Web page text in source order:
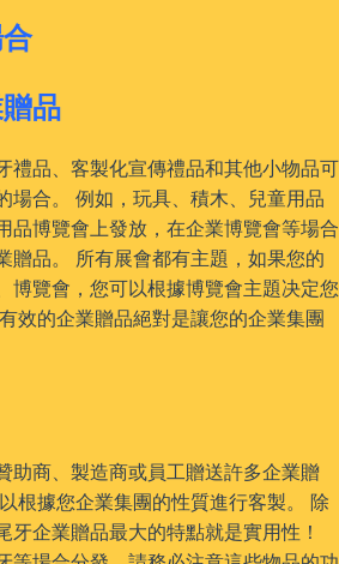
品
禮品、客製化宣傳禮品和其他小物品可
場合。 例如，玩具、積木、兒童用品
品博覽會上發放，在企業博覽會等場合
贈品。 所有展會都有主題，如果您的
博覽會，您可以根據博覽會主題决定您
效的企業贈品絕對是讓您的企業集團
助商、製造商或員工贈送許多企業贈
根據您企業集團的性質進行客製。 除
牙企業贈品最大的特點就是實用性！